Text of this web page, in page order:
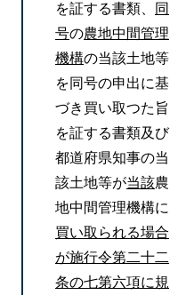
を証する書類、
同
号の農地中間管理
機構の当該土地等
を同号の申出に基
づき買い取つた旨
を証する書類及び
都道府県知事の当
該土地等が当該農
地中間管理機構に
買い取られる場合
が施行令第二十二
条の七第六項に規